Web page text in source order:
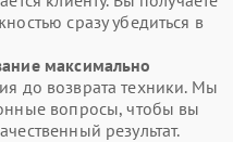
сразу убедиться в
максимально
до возврата техники. Мы
вопросы, чтобы вы
результат.